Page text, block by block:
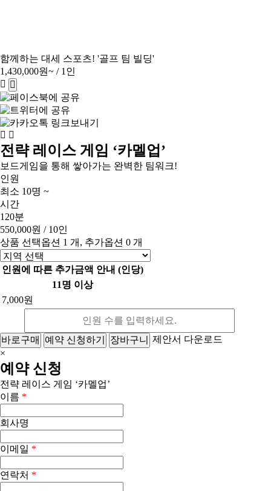
함께하는 대세 스포츠! '골프 팀 빌딩'
1,430,000원~ / 1인
전략 레이스 게임 ‘카멜업’
보드게임을 통해 쌓아가는 완벽한 팀워크!
인원
최소 10명 ~
시간
120분
550,000원 / 10인
상품 선택옵션 1 개, 추가옵션 0 개
인원에 따른 추가금액 안내 (인당)
11명 이상
7,000원
바로구매 예약 신청하기 장바구니
제안서 다운로드
×
예약 신청
전략 레이스 게임 ‘카멜업’
이름 *
회사명
이메일 *
연락처 *